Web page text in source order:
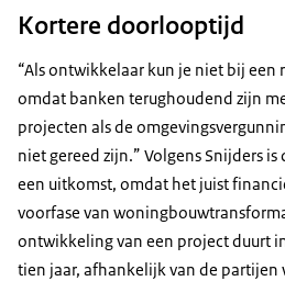
Kortere doorlooptijd
“Als ontwikkelaar kun je niet bij een
omdat banken terughoudend zijn
projecten als de
niet gereed zijn.” Volgens Snijders
een uitkomst, omdat het juist
voorfase van
ontwikkeling van een project duurt
tien jaar, afhankelijk van de partijen